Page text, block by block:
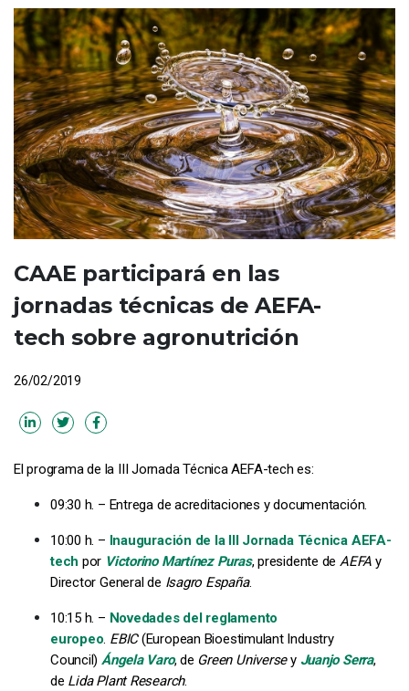
CAAE participará en las
jornadas técnicas de AEFA-
tech sobre agronutrición
26/02/2019
El programa de la III Jornada Técnica AEFA-tech es:
09:30 h. – Entrega de acreditaciones y documentación.
10:00 h. – Inauguración de la III Jornada Técnica AEFA-
tech por Victorino Martínez Puras, presidente de AEFA y
Director General de Isagro España.
10:15 h. – Novedades del reglamento
europeo. EBIC(European Bioestimulant Industry
Council) Ángela Varo, de Green Universey Juanjo Serra,
de Lida Plant Research.